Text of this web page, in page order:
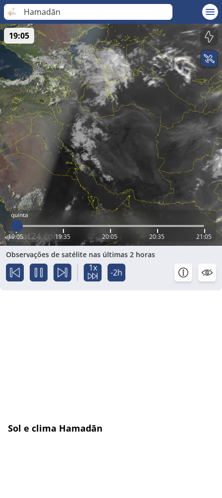
Hamadān
quinta
19:05 19:35 20:05 20:35 21:05
19:05
Observações de satélite nas últimas 2 horas
1x -2h
Sol e clima Hamadān